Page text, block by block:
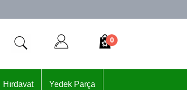
0
Hırdavat Yedek Parça